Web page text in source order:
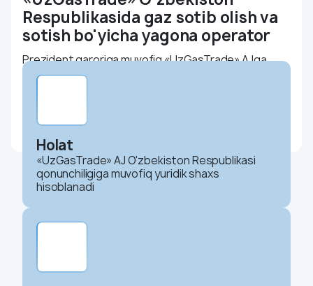
Respublikasida gaz sotib olish va
sotish bo'yicha yagona operator
Prezident qaroriga muvofiq «UzGasTrade» AJga
markazlashtirilgan tartibda tabiiy gaz (savdo
Holat
«UzGasTrade» AJ O'zbekiston Respublikasi
qonunchiligiga muvofiq yuridik shaxs
hisoblanadi